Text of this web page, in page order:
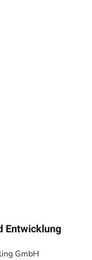
Entwicklung
GmbH